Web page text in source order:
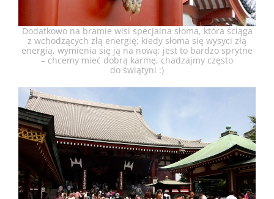
Dodatkowo na bramie wisi specjalna słoma, która ściąga
z wchodzących złą energię; kiedy słoma się wysyci złą
energią, wymienia się ją na nową; jest to bardzo sprytne
– chcemy mieć dobrą karmę, chadzajmy często
do świątyni :)